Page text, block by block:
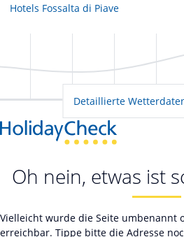
Hotels Fossalta di Piave
Detaillierte
Oh nein, etwas ist
Vielleicht wurde die Seite umbenannt
erreichbar. Tippe bitte die Adresse